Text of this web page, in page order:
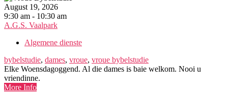
August 19, 2026
9:30 am - 10:30 am
A.G.S. Vaalpark
Algemene dienste
bybelstudie, dames, vroue, vroue bybelstudie
Elke Woensdagoggend. Al die dames is baie welkom. Nooi u
vriendinne.
More Info